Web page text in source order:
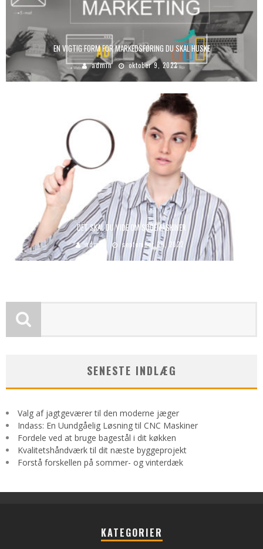
EN VIGTIG FORM FOR MARKEDSFØRING DU SKAL HUSKE
admin oktober 9, 2022
DET SKAL DU VIDE OM SØGEMASKINER
admin september 28, 2022
SENESTE INDLÆG
Valg af jagtgeværer til den moderne jæger
Indass: En Uundgåelig Løsning til CNC Maskiner
Fordele ved at bruge bagestål i dit køkken
Kvalitetshåndværk til dit næste byggeprojekt
Forstå forskellen på sommer- og vinterdæk
KATEGORIER